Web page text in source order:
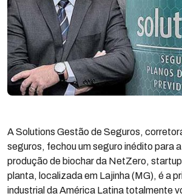
A Solutions Gestão de Seguros,
seguros, fechou um seguro inédito para
produção de biochar da NetZero,
planta, localizada em Lajinha (MG), é a
industrial da América Latina totalmente